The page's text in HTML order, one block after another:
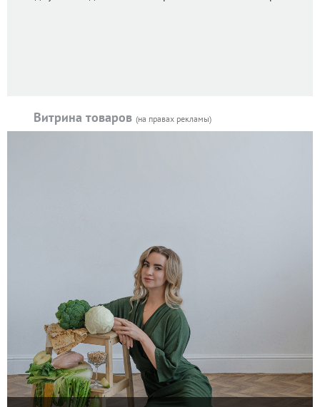
Витрина товаров (на правах рекламы)